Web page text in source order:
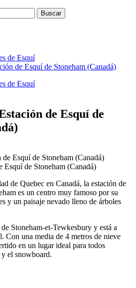
de Esquí
de Esquí de Stoneham (Canadá)
de Esquí
de Esquí de
Esquí de Stoneham (Canadá)
de Quebec en Canadá, la estación de
es un centro muy famoso por su
y un paisaje nevado lleno de árboles
Stoneham-et-Tewkesbury y está a
Con una media de 4 metros de nieve
en un lugar ideal para todos
el snowboard.